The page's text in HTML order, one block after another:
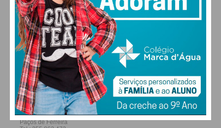
ALTERAR
FARMACIAS DE SERVIÇO EM PAÇOS DE
FERREIRA